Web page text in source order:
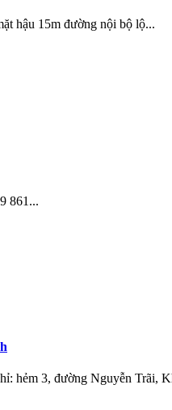
hậu 15m đường nội bộ lộ...
861...
3, đường Nguyễn Trãi,